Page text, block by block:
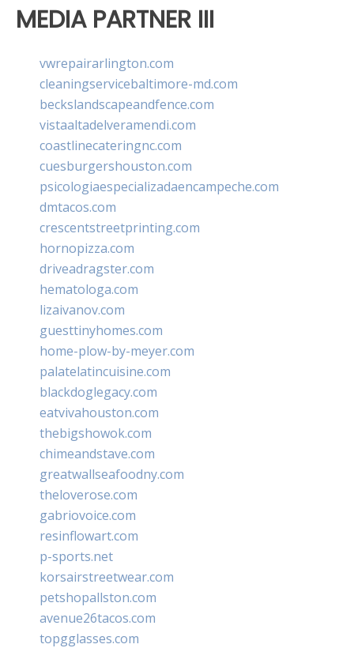
MEDIA PARTNER III
vwrepairarlington.com
cleaningservicebaltimore-md.com
beckslandscapeandfence.com
vistaaltadelveramendi.com
coastlinecateringnc.com
cuesburgershouston.com
psicologiaespecializadaencampeche.com
dmtacos.com
crescentstreetprinting.com
hornopizza.com
driveadragster.com
hematologa.com
lizaivanov.com
guesttinyhomes.com
home-plow-by-meyer.com
palatelatincuisine.com
blackdoglegacy.com
eatvivahouston.com
thebigshowok.com
chimeandstave.com
greatwallseafoodny.com
theloverose.com
gabriovoice.com
resinflowart.com
p-sports.net
korsairstreetwear.com
petshopallston.com
avenue26tacos.com
topgglasses.com